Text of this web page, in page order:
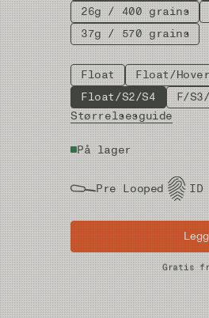
26g / 400 grains
37g / 570 grains
Float Float/
Float/S2/S4
F/
Størrelsesguide
På lager
Pre Looped ID
Gratis